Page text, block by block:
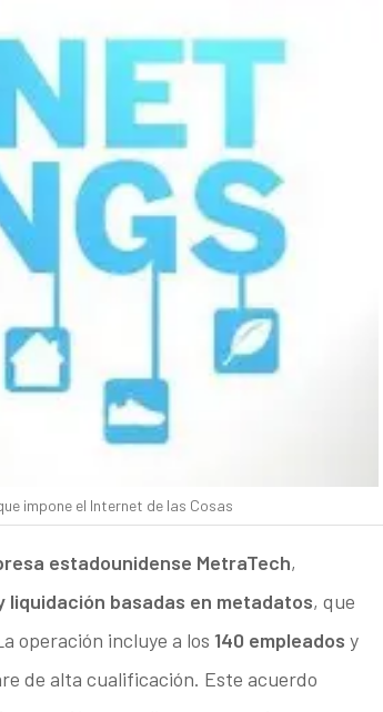
impone el Internet de las Cosas
estadounidense MetraTech,
basadas en metadatos, que
operación incluye a los 140 empleados y
de alta cualificación. Este acuerdo